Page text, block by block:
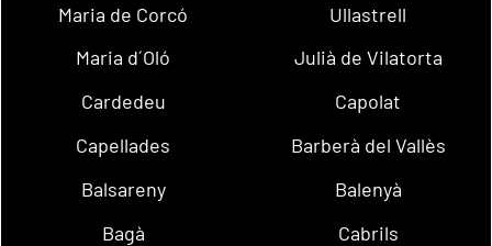
Maria de Corcó
Ullastrell
Maria d´Oló
Julià de Vilatorta
Cardedeu
Capolat
Capellades
Barberà del Vallès
Balsareny
Balenyà
Bagà
Cabrils